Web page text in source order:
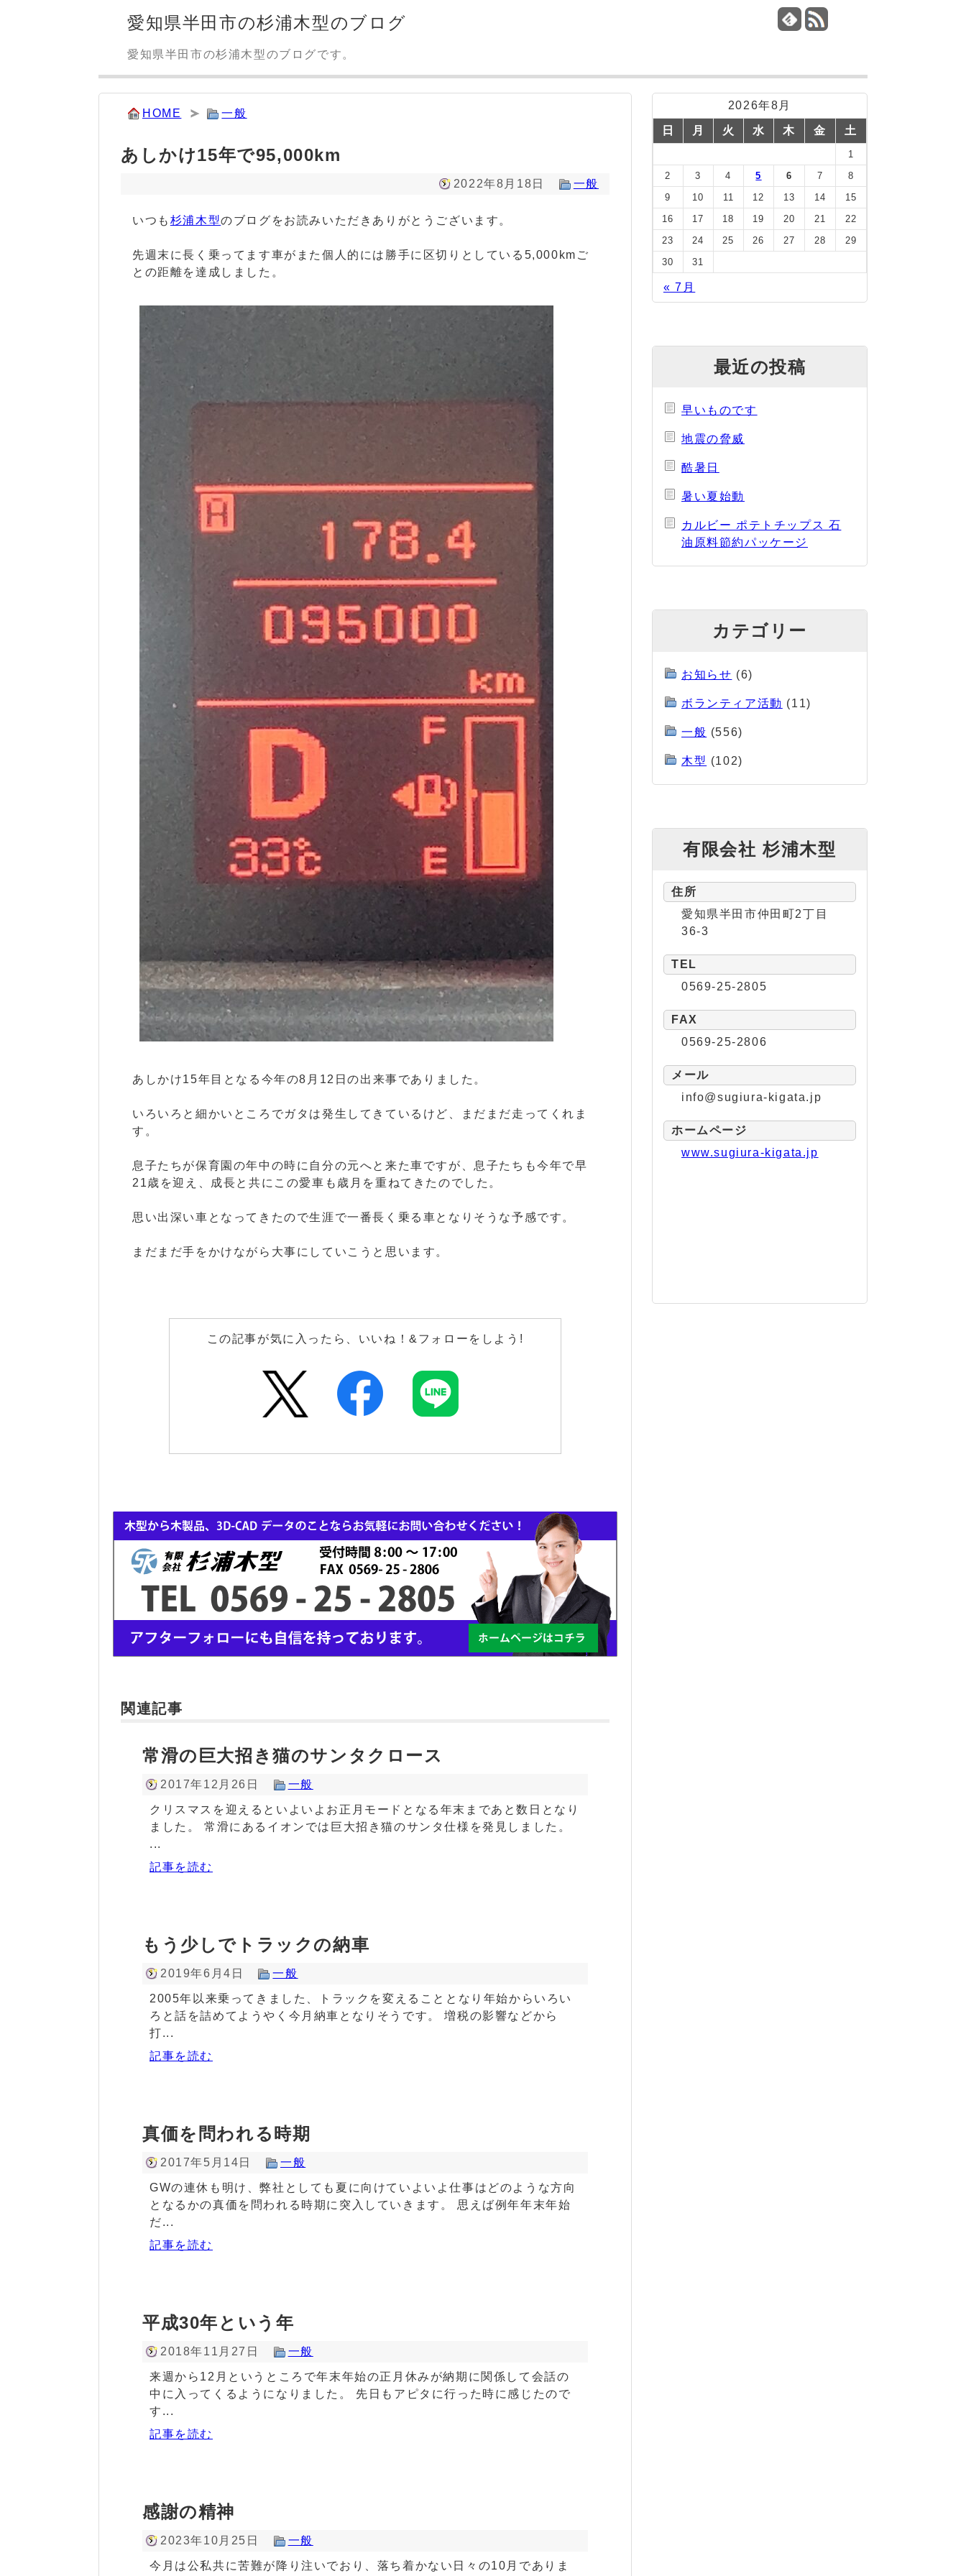
愛知県半田市の杉浦木型のブログ
愛知県半田市の杉浦木型のブログです。
HOME 一般
あしかけ15年で95,000km
2022年8月18日 一般
いつも 杉浦木型のブログをお読みいただきありがとうございます。
先週末に長く乗ってます車がまた個人的には勝手に区切りとしている5,000kmご
との距離を達成しました。
あしかけ15年目となる今年の8月12日の出来事でありました。
いろいろと細かいところでガタは発生してきているけど、まだまだ走ってくれま
す。
息子たちが保育園の年中の時に自分の元へと来た車ですが、息子たちも今年で早
21歳を迎え、成長と共にこの愛車も歳月を重ねてきたのでした。
思い出深い車となってきたので生涯で一番長く乗る車となりそうな予感です。
まだまだ手をかけながら大事にしていこうと思います。
この記事が気に入ったら、いいね！&フォローをしよう!
関連記事
常滑の巨大招き猫のサンタクロース
2017年12月26日 一般
クリスマスを迎えるといよいよお正月モードとなる年末まであと数日となり
ました。 常滑にあるイオンでは巨大招き猫のサンタ仕様を発見しました。
...
記事を読む
もう少しでトラックの納車
2019年6月4日 一般
2005年以来乗ってきました、トラックを変えることとなり年始からいろい
ろと話を詰めてようやく今月納車となりそうです。 増税の影響などから
打...
記事を読む
真価を問われる時期
2017年5月14日 一般
GWの連休も明け、弊社としても夏に向けていよいよ仕事はどのような方向
となるかの真価を問われる時期に突入していきます。 思えば例年年末年始
だ...
記事を読む
平成30年という年
2018年11月27日 一般
来週から12月というところで年末年始の正月休みが納期に関係して会話の
中に入ってくるようになりました。 先日もアピタに行った時に感じたので
す...
記事を読む
感謝の精神
2023年10月25日 一般
今月は公私共に苦難が降り注いでおり、落ち着かない日々の10月でありま
2026年8月
日 月 火 水 木 金 土
1
2
3 4 5 6 7
8
9
10 11 12 13 14
15
16
17 18 19 20 21
22
23
24 25 26 27 28
29
30
31
« 7月
最近の投稿
早いものです
地震の脅威
酷暑日
暑い夏始動
カルビー ポテトチップス 石
油原料節約パッケージ
カテゴリー
お知らせ (6)
ボランティア活動 (11)
一般 (556)
木型 (102)
有限会社 杉浦木型
住所
愛知県半田市仲田町2丁目
36-3
TEL
0569-25-2805
FAX
0569-25-2806
メール
info@sugiura-kigata.jp
ホームページ
www.sugiura-kigata.jp